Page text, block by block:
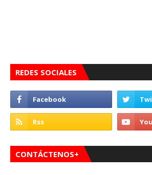
REDES SOCIALES
CONTÁCTENOS+